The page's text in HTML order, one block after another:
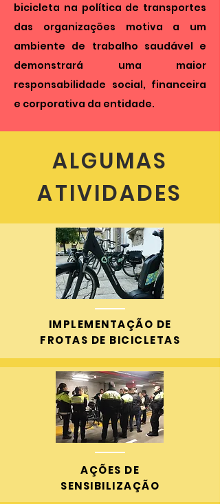
bicicleta na política de transportes
das organizações motiva a um
ambiente de trabalho saudável e
demonstrará uma maior
responsabilidade social, financeira
e corporativa da entidade.
ALGUMAS
ATIVIDADES
IMPLEMENTAÇÃO DE
FROTAS DE BICICLETAS
AÇÕES DE
SENSIBILIZAÇÃO